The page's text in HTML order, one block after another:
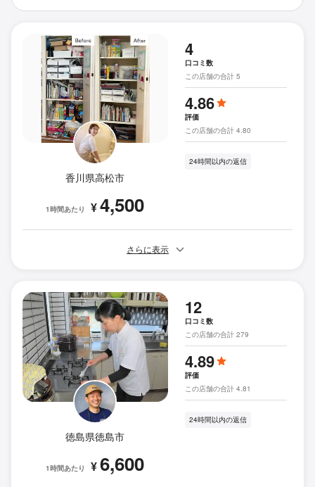
香川県高松市
1時間あたり ¥4,500
4
口コミ数
この店舗の合計 5
4.86
評価
この店舗の合計 4.80
24時間以内の返信
さらに表示
徳島県徳島市
1時間あたり ¥6,600
12
口コミ数
この店舗の合計 279
4.89
評価
この店舗の合計 4.81
24時間以内の返信